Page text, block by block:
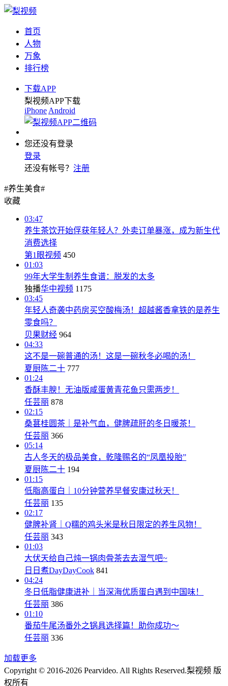
首页
人物
万象
排行榜
下载APP
梨视频APP下载
iPhone Android
您还没有登录
登录
还没有帐号？ 注册
#养生美食#
收藏
03:47
养生茶饮开始俘获年轻人？外卖订单暴涨，成为新生代
消费选择
第1眼视频 450
01:03
99年大学生制养生食谱：脱发的太多
独播华中视频 1175
03:45
年轻人奇袭中药房买空酸梅汤！超越酱香拿铁的是养生
零食吗？
贝果财经 964
04:33
这不是一碗普通的汤！这是一碗秋冬必喝的汤！
夏厨陈二十 777
01:24
香酥丰腴！无油版咸蛋黄青花鱼只需两步！
任芸丽 878
02:15
桑葚桂圆茶｜是补气血，健脾疏肝的冬日暖茶！
任芸丽 366
05:14
古人冬天的极品美食，乾隆赐名的“凤凰投胎”
夏厨陈二十 194
01:15
低脂高蛋白｜10分钟营养早餐安康过秋天！
任芸丽 135
02:17
健脾补肾｜Q糯的鸡头米是秋日限定的养生风物！
任芸丽 343
01:03
大伏天给自己炖一锅肉骨茶去去湿气吧~
日日煮DayDayCook 841
04:24
冬日低脂健康进补｜当深海优质蛋白遇到中国味！
任芸丽 386
01:10
番茄牛尾汤番外之锅具选择篇！助你成功～
任芸丽 336
加载更多
Copyright © 2016-2026 Pearvideo. All Rights Reserved.梨视频 版
权所有